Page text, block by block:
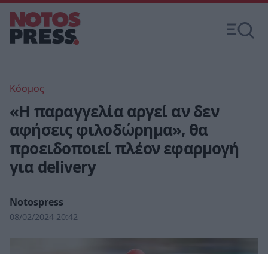
Κόσμος
«Η παραγγελία αργεί αν δεν
αφήσεις φιλοδώρημα», θα
προειδοποιεί πλέον εφαρμογή
για delivery
Notospress
08/02/2024 20:42